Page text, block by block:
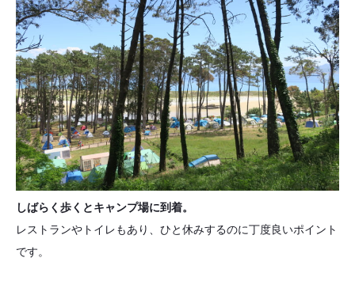
しばらく歩くとキャンプ場に到着。
レストランやトイレもあり、ひと休みするのに丁度良いポイント
です。